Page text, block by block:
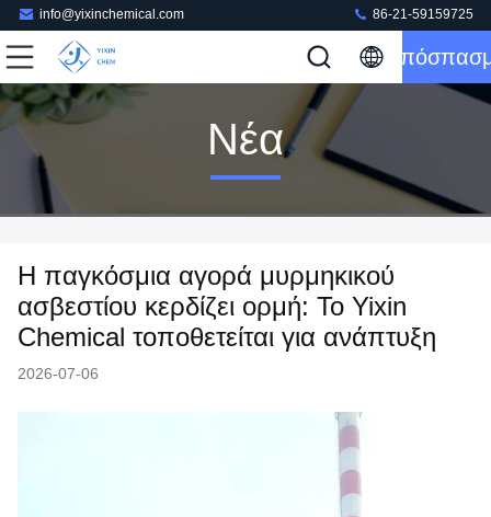
info@yixinchemical.com 86-21-59159725
Νέα
Η παγκόσμια αγορά μυρμηκικού
ασβεστίου κερδίζει ορμή: Το Yixin
Chemical τοποθετείται για ανάπτυξη
2026-07-06